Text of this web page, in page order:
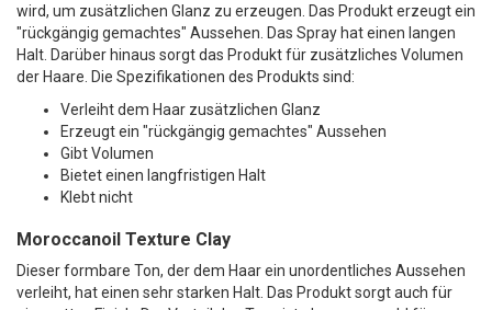
wird, um zusätzlichen Glanz zu erzeugen. Das Produkt erzeugt ein
"rückgängig gemachtes" Aussehen. Das Spray hat einen langen
Halt. Darüber hinaus sorgt das Produkt für zusätzliches Volumen
der Haare. Die Spezifikationen des Produkts sind:
Verleiht dem Haar zusätzlichen Glanz
Erzeugt ein "rückgängig gemachtes" Aussehen
Gibt Volumen
Bietet einen langfristigen Halt
Klebt nicht
Moroccanoil Texture Clay
Dieser formbare Ton, der dem Haar ein unordentliches Aussehen
verleiht, hat einen sehr starken Halt. Das Produkt sorgt auch für